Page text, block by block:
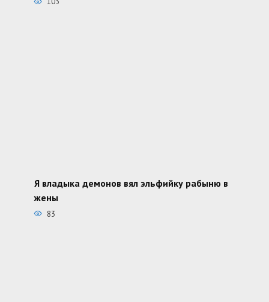
Я владыка демонов вял эльфийку рабыню в
жены
83